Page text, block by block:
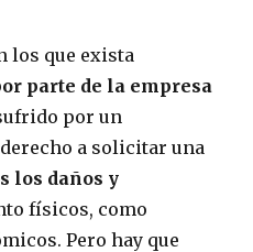
los que exista
parte de la empresa
por un
a solicitar una
los daños y
físicos, como
Pero hay que